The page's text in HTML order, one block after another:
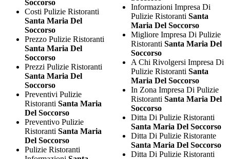
Soccorso
Costi Pulizie Ristoranti
Santa Maria Del
Soccorso
Prezzo Pulizie Ristoranti
Santa Maria Del
Soccorso
Prezzi Pulizie Ristoranti
Santa Maria Del
Soccorso
Preventivi Pulizie
Ristoranti Santa Maria
Del Soccorso
Preventivo Pulizie
Ristoranti Santa Maria
Del Soccorso
Pulizie Ristoranti
Informazioni Impresa Di
Pulizie RistorantiSanta
Maria Del Soccorso
Migliore Impresa Di Pulizie
RistorantiSanta Maria Del
Soccorso
A Chi Rivolgersi Impresa Di
Pulizie RistorantiSanta
Maria Del Soccorso
In Zona Impresa Di Pulizie
RistorantiSanta Maria Del
Soccorso
Ditta Di Pulizie Ristoranti
Santa Maria Del Soccorso
Ditta Di Pulizie Ristorante
Santa Maria Del Soccorso
Ditta Di Pulizie Ristoranti